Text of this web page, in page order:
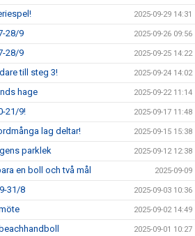
2025-09-29 14:31
28/9 2025-09-26 09:56
28/9 2025-09-25 14:22
till steg 3! 2025-09-24 14:02
hage 2025-09-22 11:14
21/9! 2025-09-17 11:48
lag deltar! 2025-09-15 15:38
parklek 2025-09-12 12:38
en boll och två mål 2025-09-09
31/8 2025-09-03 10:36
2025-09-02 14:49
2025-09-01 10:27